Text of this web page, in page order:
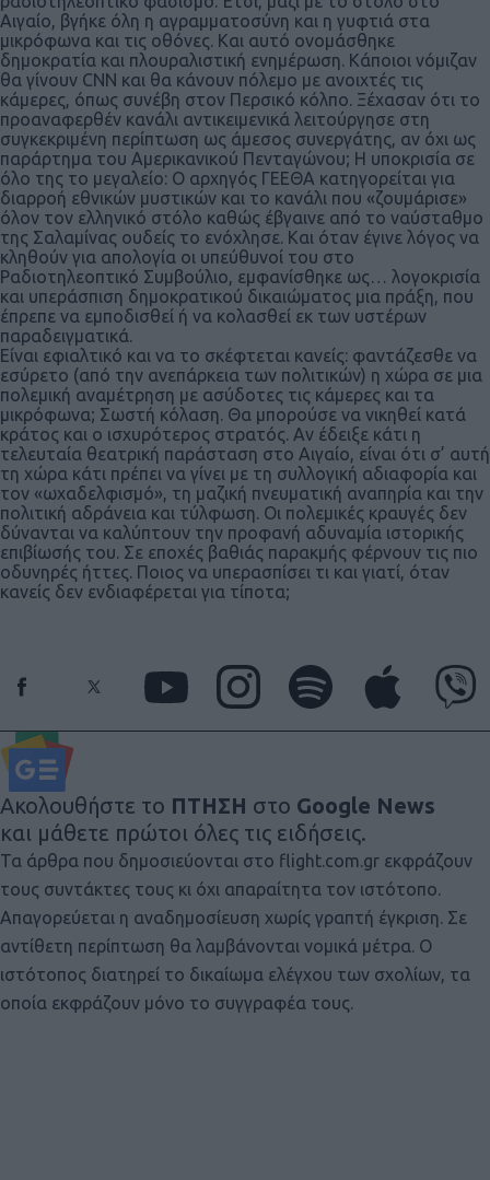
Αιγαίο, βγήκε όλη η αγραμματοσύνη και η γυφτιά στα
μικρόφωνα και τις οθόνες. Και αυτό ονομάσθηκε
δημοκρατία και πλουραλιστική ενημέρωση. Κάποιοι νόμιζαν
θα γίνουν CNN και θα κάνουν πόλεμο με ανοιχτές τις
κάμερες, όπως συνέβη στον Περσικό κόλπο. Ξέχασαν ότι το
προαναφερθέν κανάλι αντικειμενικά λειτούργησε στη
συγκεκριμένη περίπτωση ως άμεσος συνεργάτης, αν όχι ως
παράρτημα του Αμερικανικού Πενταγώνου; Η υποκρισία σε
όλο της το μεγαλείο: Ο αρχηγός ΓΕΕΘΑ κατηγορείται για
διαρροή εθνικών μυστικών και το κανάλι που «ζουμάρισε»
όλον τον ελληνικό στόλο καθώς έβγαινε από το ναύσταθμο
της Σαλαμίνας ουδείς το ενόχλησε. Και όταν έγινε λόγος να
κληθούν για απολογία οι υπεύθυνοί του στο
Ραδιοτηλεοπτικό Συμβούλιο, εμφανίσθηκε ως… λογοκρισία
και υπεράσπιση δημοκρατικού δικαιώματος μια πράξη, που
έπρεπε να εμποδισθεί ή να κολασθεί εκ των υστέρων
παραδειγματικά.
Είναι εφιαλτικό και να το σκέφτεται κανείς: φαντάζεσθε να
εσύρετο (από την ανεπάρκεια των πολιτικών) η χώρα σε μια
πολεμική αναμέτρηση με ασύδοτες τις κάμερες και τα
μικρόφωνα; Σωστή κόλαση. Θα μπορούσε να νικηθεί κατά
κράτος και ο ισχυρότερος στρατός. Αν έδειξε κάτι η
τελευταία θεατρική παράσταση στο Αιγαίο, είναι ότι σ’ αυτή
τη χώρα κάτι πρέπει να γίνει με τη συλλογική αδιαφορία και
τον «ωχαδελφισμό», τη μαζική πνευματική αναπηρία και την
πολιτική αδράνεια και τύλφωση. Οι πολεμικές κραυγές δεν
δύνανται να καλύπτουν την προφανή αδυναμία ιστορικής
επιβίωσής του. Σε εποχές βαθιάς παρακμής φέρνουν τις πιο
οδυνηρές ήττες. Ποιος να υπερασπίσει τι και γιατί, όταν
κανείς δεν ενδιαφέρεται για τίποτα;
Ακολουθήστε το ΠΤΗΣΗ στο Google News
και μάθετε πρώτοι όλες τις ειδήσεις.
Τα άρθρα που δημοσιεύονται στο flight.com.gr εκφράζουν
τους συντάκτες τους κι όχι απαραίτητα τον ιστότοπο.
Απαγορεύεται η αναδημοσίευση χωρίς γραπτή έγκριση. Σε
αντίθετη περίπτωση θα λαμβάνονται νομικά μέτρα. Ο
ιστότοπος διατηρεί το δικαίωμα ελέγχου των σχολίων, τα
οποία εκφράζουν μόνο το συγγραφέα τους.